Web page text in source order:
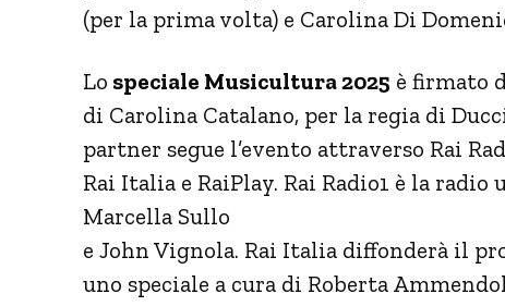
(per la prima volta) e Carolina Di
Lo speciale Musicultura 2025 è firmato
di Carolina Catalano, per la regia di
partner segue l’evento attraverso Rai
Rai Italia e RaiPlay. Rai Radio1 è la
Marcella Sullo
e John Vignola. Rai Italia diffonderà il
uno speciale a cura di Roberta